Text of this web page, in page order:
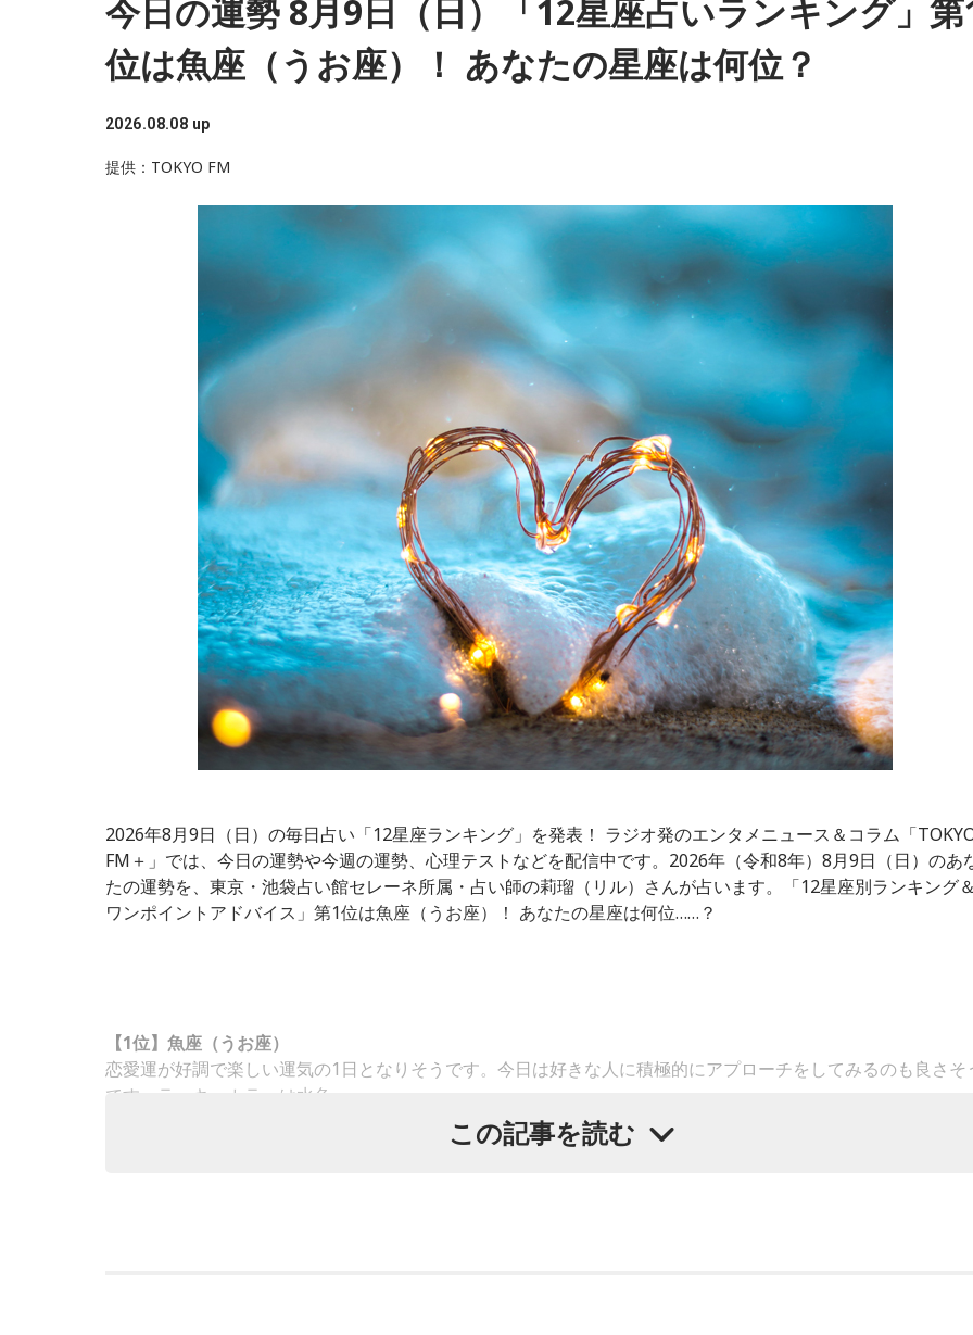
今日の運勢 8月9日（日）「12星座占いランキング」
位は魚座（うお座）！ あなたの星座は何位？
2026.08.08 up
提供：TOKYO FM
2026年8月9日（日）の毎日占い「12星座ランキング」を発表！ ラジオ発のエンタメニュース＆コラム「
FM＋」では、今日の運勢や今週の運勢、心理テストなどを配信中です。2026年（令和8年）8月9日（日）のあ
たの運勢を、東京・池袋占い館セレーネ所属・占い師の莉瑠（リル）さんが占います。「12星座別ランキング
ワンポイントアドバイス」第1位は魚座（うお座）！ あなたの星座は何位……？
【1位】魚座（うお座）
恋愛運が好調で楽しい運気の1日となりそうです。今日は好きな人に積極的にアプローチをしてみるのも良さそ
です。ラッキーカラーは水色。
この記事を読む